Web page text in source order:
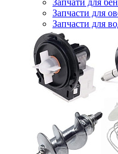
Запчати для
Запчасти для
Запчасти для